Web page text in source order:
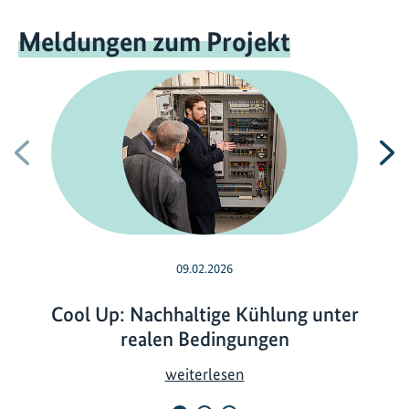
Meldungen zum Projekt
Vorherige
09.02.2026
Cool Up: Nachhaltige Kühlung unter
realen Bedingungen
weiterlesenC